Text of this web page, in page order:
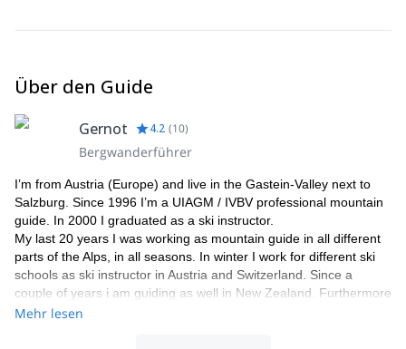
(2218 m).
Aufstieg: 1340 m
Ungefähre Wanderlänge: 7-9 Std.
Über den Guide
Gernot 4.2 (10)
Bergwanderführer
I’m from Austria (Europe) and live in the Gastein-Valley next to
Salzburg. Since 1996 I’m a UIAGM / IVBV professional mountain
guide. In 2000 I graduated as a ski instructor.
My last 20 years I was working as mountain guide in all different
parts of the Alps, in all seasons. In winter I work for different ski
schools as ski instructor in Austria and Switzerland. Since a
couple of years i am guiding as well in New Zealand. Furthermore
I`m working in several education teams like the Austrian Mountain
Mehr lesen